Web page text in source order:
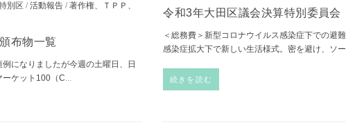
別区 / 活動報告/ 著作権、ＴＰＰ、
布物一覧
になりましたが今週の土曜日、日
ーケット100（C...
令和3年大田区議会決算特別委員会
＜総務費＞新型コロナウイルス感染症下での避
感染症拡大下で新しい生活様式。密を避け、ソ
続きを読む